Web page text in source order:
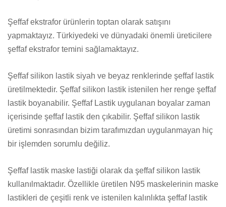
Şeffaf ekstrafor ürünlerin toptan olarak satışını
yapmaktayız. Türkiyedeki ve dünyadaki önemli üreticilere
şeffaf ekstrafor temini sağlamaktayız.
Şeffaf silikon lastik siyah ve beyaz renklerinde şeffaf lastik
üretilmektedir. Şeffaf silikon lastik istenilen her renge şeffaf
lastik boyanabilir. Şeffaf Lastik uygulanan boyalar zaman
içerisinde şeffaf lastik den çıkabilir. Şeffaf silikon lastik
üretimi sonrasından bizim tarafımızdan uygulanmayan hiç
bir işlemden sorumlu değiliz.
Şeffaf lastik maske lastiği olarak da şeffaf silikon lastik
kullanılmaktadır. Özellikle üretilen N95 maskelerinin maske
lastikleri de çeşitli renk ve istenilen kalınlıkta şeffaf lastik